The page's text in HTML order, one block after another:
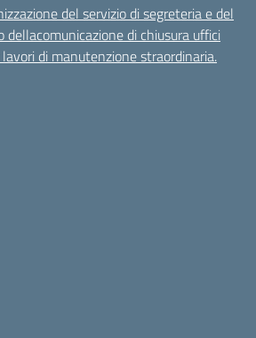
del servizio di segreteria e del
dellacomunicazione di chiusura uffici
lavori di manutenzione straordinaria.